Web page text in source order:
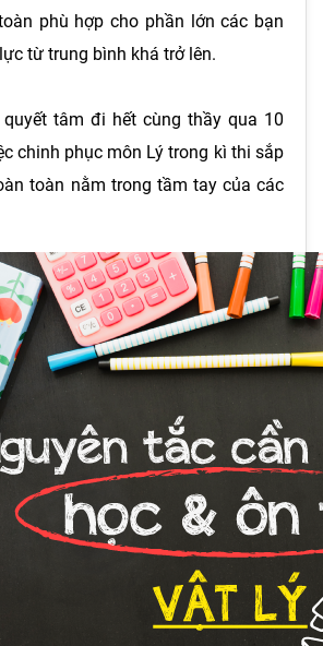
phù hợp cho phần lớn các bạn
từ trung bình khá trở lên.
tâm đi hết cùng thầy qua 10
chinh phục môn Lý trong kì thi sắp
toàn nằm trong tầm tay của các